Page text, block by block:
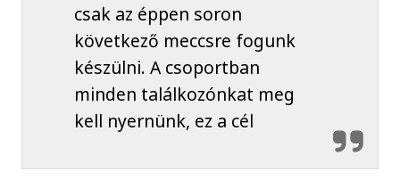
csak az éppen soron
következő meccsre fogunk
készülni. A csoportban
minden találkozónkat meg
kell nyernünk, ez a cél